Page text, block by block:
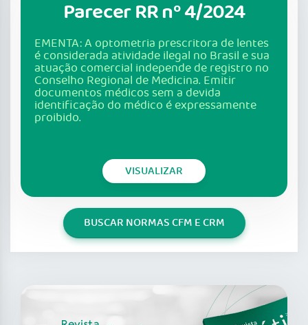
Parecer RR nº 4/2024
EMENTA: A optometria prescritora de lentes
é considerada atividade ilegal no Brasil e sua
atuação comercial independe de registro no
Conselho Regional de Medicina. Emitir
documentos médicos sem a devida
identificação do médico é expressamente
proibido.
VISUALIZAR
BUSCAR NORMAS CFM E CRM